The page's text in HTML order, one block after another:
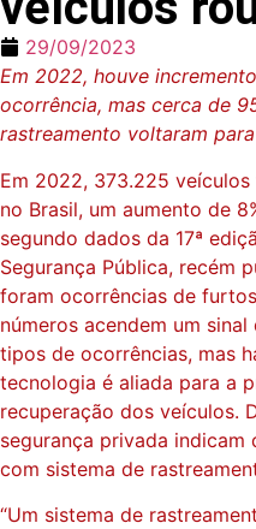
29/09/2023
Em 2022, houve
ocorrência, mas cerca de
rastreamento voltaram
Em 2022, 373.225
no Brasil, um aumento de
segundo dados da 17ª
Segurança Pública, recém
foram ocorrências de
números acendem um
tipos de ocorrências, mas
tecnologia é aliada para a
recuperação dos veículos.
segurança privada
com sistema de
“Um sistema de